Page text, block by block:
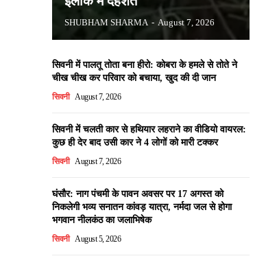
SHUBHAM SHARMA - August 7, 2026
सिवनी में पालतू तोता बना हीरो: कोबरा के हमले से तोते ने
चीख चीख कर परिवार को बचाया, खुद की दी जान
सिवनी August 7, 2026
सिवनी में चलती कार से हथियार लहराने का वीडियो वायरल:
कुछ ही देर बाद उसी कार ने 4 लोगों को मारी टक्कर
सिवनी August 7, 2026
घंसौर: नाग पंचमी के पावन अवसर पर 17 अगस्त को
निकलेगी भव्य सनातन कांवड़ यात्रा, नर्मदा जल से होगा
भगवान नीलकंठ का जलाभिषेक
सिवनी August 5, 2026